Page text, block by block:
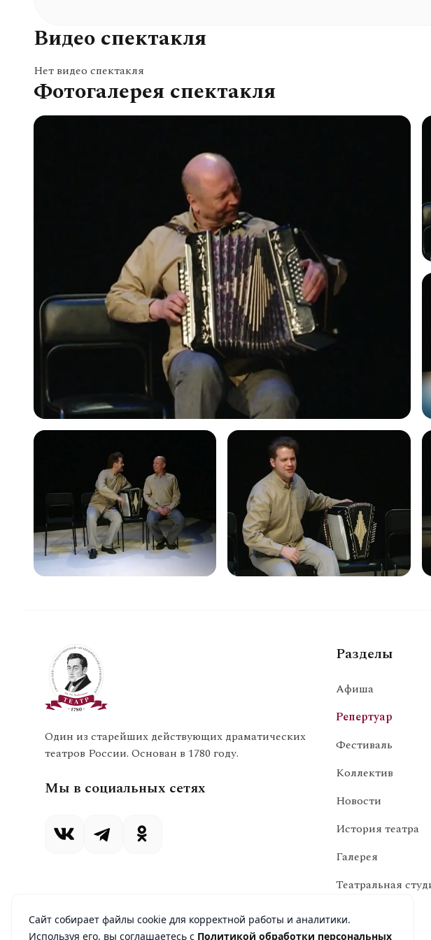
Видео спектакля
Нет видео спектакля
Фотогалерея спектакля
Один из старейших действующих драматических
театров России. Основан в 1780 году.
Мы в социальных сетях
Разделы
Афиша
Репертуар
Фестиваль
Коллектив
Новости
История театра
Галерея
Театральная
Сайт собирает файлы cookie для корректной работы и аналитики.
Используя его, вы соглашаетесь с Политикой обработки персональных